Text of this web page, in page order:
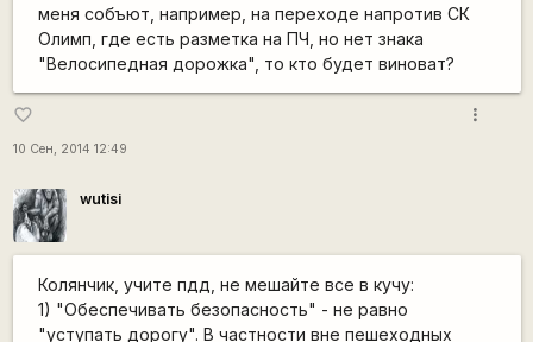
меня собъют, например, на переходе напротив СК
Олимп, где есть разметка на ПЧ, но нет знака
"Велосипедная дорожка", то кто будет виноват?
favorite_border
10 Сен, 2014 12:49
more_vert
wutisi
Колянчик, учите пдд, не мешайте все в кучу:
1) "Обеспечивать безопасность" - не равно
"уступать дорогу". В частности вне пешеходных